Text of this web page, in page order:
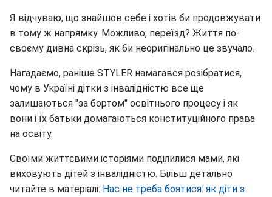
Я відчуваю, що знайшов себе і хотів би продовжувати
в тому ж напрямку. Можливо, переїзд? Життя по-
своєму дивна скрізь, як би неоригінально це звучало.
Нагадаємо, раніше STYLER намагався розібратися,
чому в Україні дітки з інвалідністю все ще
залишаються "за бортом" освітнього процесу і як
вони і їх батьки домагаються конституційного права
на освіту.
Своїми життєвими історіями поділилися мами, які
виховують дітей з інвалідністю. Більш детально
читайте в матеріалі: Нас не треба боятися: як діти з